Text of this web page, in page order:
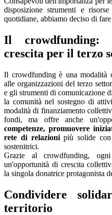
disposizione strumenti e
quotidiane, abbiamo deciso di
Il crowdfunding:
crescita per il terzo
Il crowdfunding è una modalità
alle organizzazioni del terzo
e gli strumenti di comunicazione
la comunità nel sostegno di
modalità di finanziamento
fondi, ma offre anche
competenze, promuovere
rete di relazionipiù solide con
sostenitrici.
Grazie al crowdfunding,
un'opportunità di crescita
la singola donatrice protagonista
Condividere
territorio